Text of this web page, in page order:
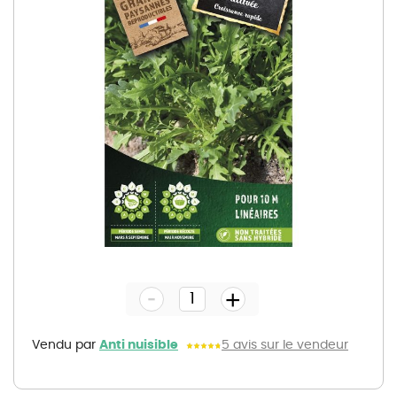
gallery
Vendu par Anti nuisible 5 avis sur le vendeur
- +